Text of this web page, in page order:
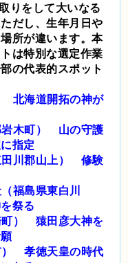
りをして大いなる
だし、生年月日や
所が違います。本
は特別な選定作業
の代表的スポット
北海道開拓の神が
木町） 山の守護
指定
田川郡山上） 修験
福島県東白川
祭る
） 猿田彦大神を
孝徳天皇の時代